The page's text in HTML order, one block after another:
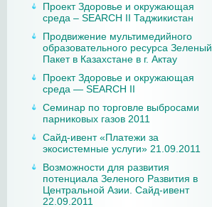
Проект Здоровье и окружающая
среда – SEARCH II Таджикистан
Продвижение мультимедийного
образовательного ресурса Зеленый
Пакет в Казахстане в г. Актау
Проект Здоровье и окружающая
среда — SEARCH II
Семинар по торговле выбросами
парниковых газов 2011
Сайд-ивент «Платежи за
экосистемные услуги» 21.09.2011
Возможности для развития
потенциала Зеленого Развития в
Центральной Азии. Сайд-ивент
22.09.2011